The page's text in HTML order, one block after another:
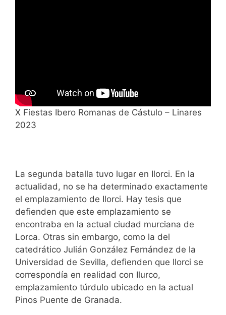
X Fiestas Ibero Romanas de Cástulo – Linares
2023
La segunda batalla tuvo lugar en Ilorci. En la
actualidad, no se ha determinado exactamente
el emplazamiento de Ilorci. Hay tesis que
defienden que este emplazamiento se
encontraba en la actual ciudad murciana de
Lorca. Otras sin embargo, como la del
catedrático Julián González Fernández de la
Universidad de Sevilla, defienden que Ilorci se
correspondía en realidad con Ilurco,
emplazamiento túrdulo ubicado en la actual
Pinos Puente de Granada.